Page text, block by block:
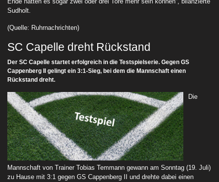
Sudholt.
(Quelle: Ruhrnachrichten)
SC Capelle dreht Rückstand
Der SC Capelle startet erfolgreich in die Testspielserie. Gegen GS
Cappenberg II gelingt ein 3:1-Sieg, bei dem die Mannschaft einen
Rückstand dreht.
Die
Mannschaft von Trainer Tobias Temmann gewann am Sonntag (19. Juli)
zu Hause mit 3:1 gegen GS Cappenberg II und drehte dabei einen